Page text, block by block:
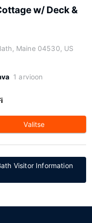
w/ Deck &
Maine 04530, US
1 arvioon
Valitse
Visitor Information